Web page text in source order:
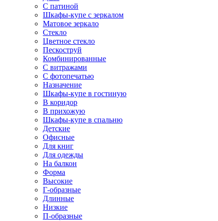
С патиной
Шкафы-купе с зеркалом
Матовое зеркало
Стекло
Цветное стекло
Пескоструй
Комбинированные
С витражами
С фотопечатью
Назначение
Шкафы-купе в гостиную
В коридор
В прихожую
Шкафы-купе в спальню
Детские
Офисные
Для книг
Для одежды
На балкон
Форма
Высокие
Г-образные
Длинные
Низкие
П-образные